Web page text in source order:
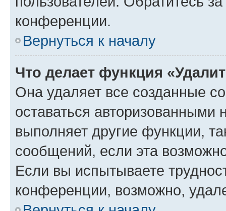
конференции.
Вернуться к началу
Что делает функция
Она удаляет все созданные
оставаться авторизованными
выполняет другие функции,
сообщений, если эта
Если вы испытываете
конференции, возможно,